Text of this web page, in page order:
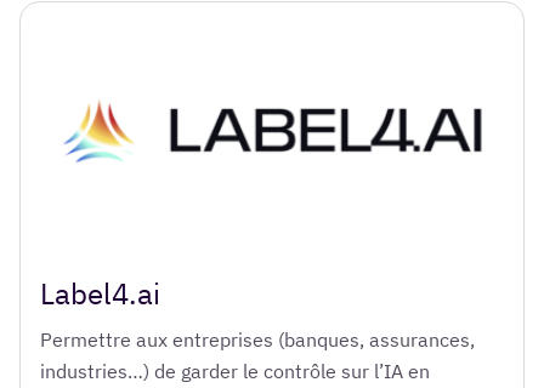
Label4.ai
Permettre aux entreprises (banques, assurances,
industries…) de garder le contrôle sur l’IA en